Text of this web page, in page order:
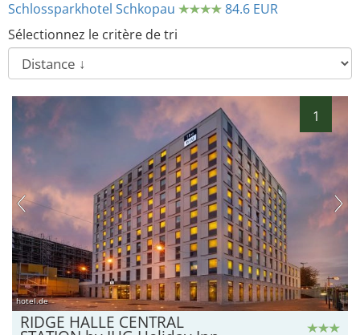
Schlossparkhotel Schkopau
84.6 EUR
Sélectionnez le critère de tri
1
hotel.de
RIDGE HALLE CENTRAL